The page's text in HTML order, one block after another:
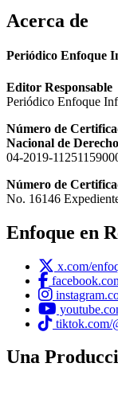
Acerca de
Periódico Enfoque
Editor Responsable
Periódico Enfoque
Número de
Nacional de
04-2019-
Número de
No. 16146
Enfoque en
x.com/
tiktok.com/
Una